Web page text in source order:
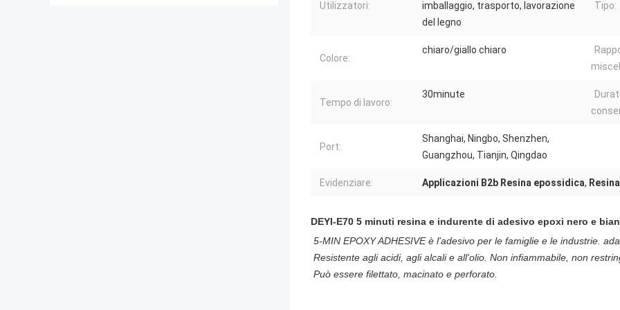
Utilizzatori:
imballaggio, trasporto, lavorazione
del legno
Tipo:
Colore:
chiaro/giallo chiaro
Tempo di lavoro:
30minute
Port:
Shanghai, Ningbo, Shenzhen,
Guangzhou, Tianjin, Qingdao
Evidenziare: Applicazioni B2b Resina epossidica,
DEYI-E70 5 minuti resina e indurente di adesivo epoxi nero e
5-MIN EPOXY ADHESIVE è l'adesivo per le famiglie e le industrie.
Resistente agli acidi, agli alcali e all'olio. Non infiammabile, non
Può essere filettato, macinato e perforato.